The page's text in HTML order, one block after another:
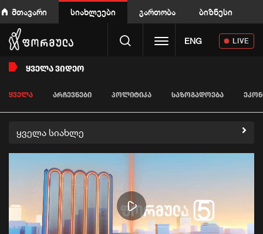
მთავარი სიახლეები გართობა ბიზნესი
Toggle navigation
ENG LIVE
ᲧᲕᲔᲚᲐ ᲕᲘᲓᲔᲝ
ᲧᲕᲔᲚᲐ ᲐᲠᲩᲔᲕᲜᲔᲑᲘ ᲞᲝᲚᲘᲢᲘᲙᲐ ᲡᲐᲖᲝᲒᲐᲓᲝᲔᲑᲐ
ყველა სიახლე